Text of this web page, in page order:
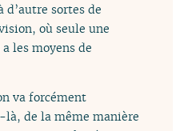
sortes de
où seule une
les moyens de
va forcément
de la même manière